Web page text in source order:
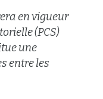
en vigueur
(PCS)
une
entre les